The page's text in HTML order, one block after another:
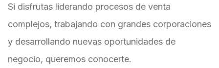
Si disfrutas liderando procesos de venta
complejos, trabajando con grandes corporaciones
y desarrollando nuevas oportunidades de
negocio, queremos conocerte.